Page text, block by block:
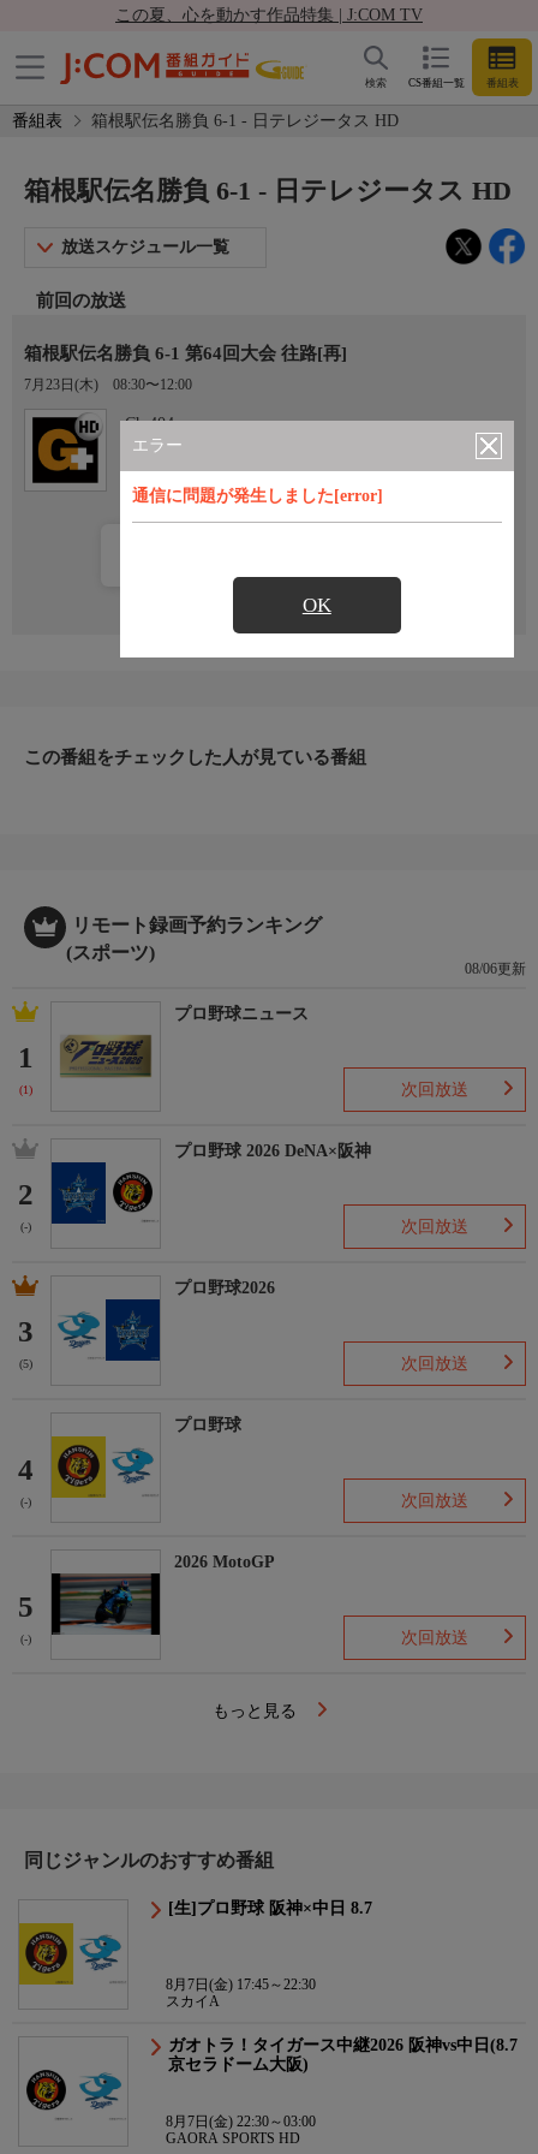
この夏、心を動かす作品特集 | J:COM TV
CS番組一覧 番組表
検索
番組表 箱根駅伝名勝負 6-1 - 日テレジータス HD
エラー
通信に問題が発生しました[error]
OK
箱根駅伝名勝負 6-1 - 日テレジータス HD
放送スケジュール一覧
前回の放送
箱根駅伝名勝負 6-1 第64回大会 往路[再]
7月23日(木) 08:30〜12:00
Ch.404
日テレジータス HD
この番組をチェックした人が見ている番組
リモート録画予約ランキング
(スポーツ)
08/06更新
1
(1)
プロ野球ニュース
次回放送
2
(-)
プロ野球 2026 DeNA×阪神
次回放送
3
(5)
プロ野球2026
次回放送
4
(-)
プロ野球
次回放送
5
(-)
2026 MotoGP
次回放送
もっと見る
同じジャンルのおすすめ番組
[生]プロ野球 阪神×中日 8.7
8月7日(金) 17:45～22:30
スカイA
ガオトラ！タイガース中継2026 阪神vs中日(8.7
京セラドーム大阪)
8月7日(金) 22:30～03:00
GAORA SPORTS HD